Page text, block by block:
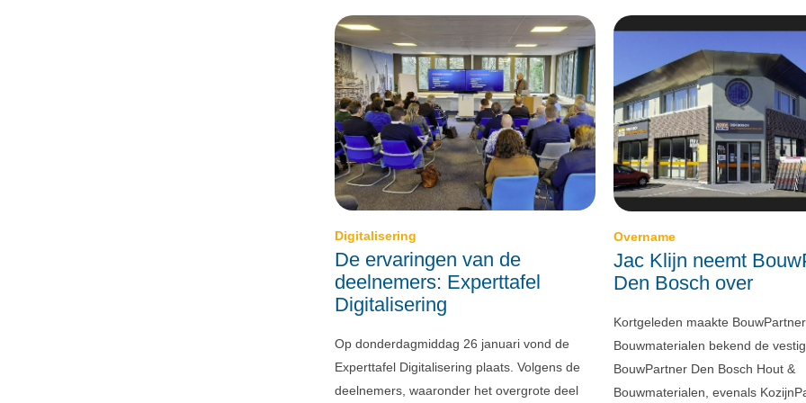
Digitalisering
De ervaringen van de
deelnemers: Experttafel
Digitalisering
Op donderdagmiddag 26 januari vond de
Experttafel Digitalisering plaats. Volgens de
deelnemers, waaronder het overgrote deel
Overname
Jac Klijn neemt
Den Bosch over
Kortgeleden maakte
Bouwmaterialen bekend de
BouwPartner Den Bosch Hout &
Bouwmaterialen, evenals